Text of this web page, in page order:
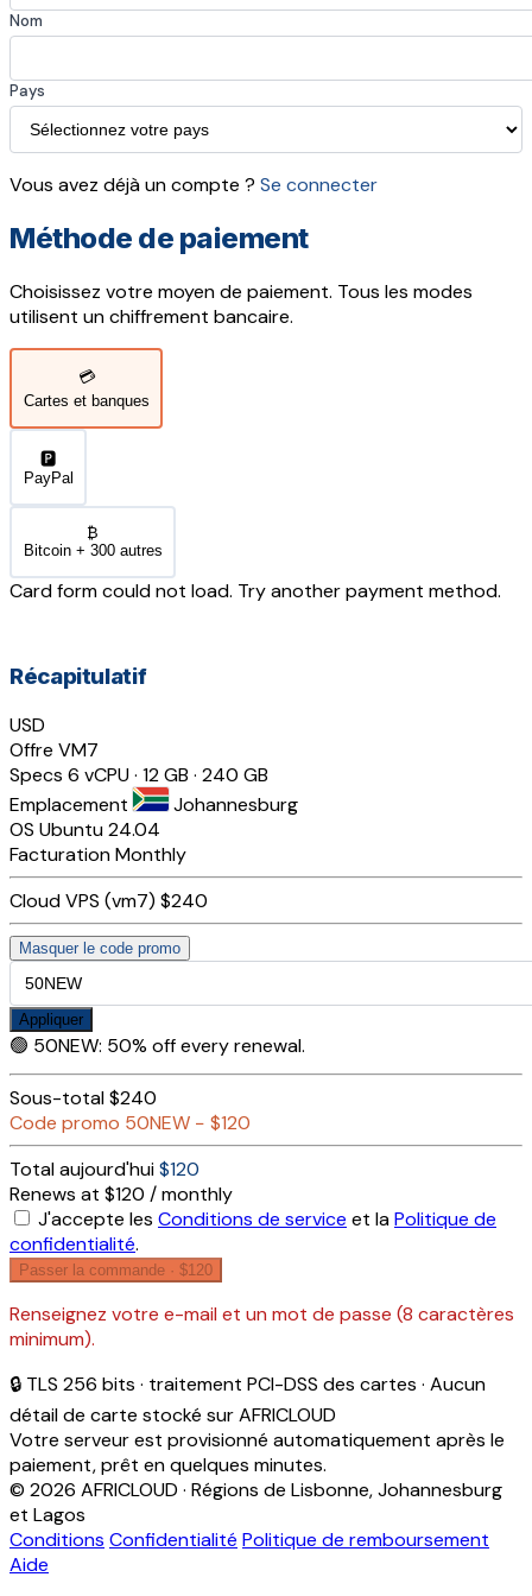
Nom
Pays
Vous avez déjà un compte ? Se connecter
Méthode de paiement
Choisissez votre moyen de paiement. Tous les modes
utilisent un chiffrement bancaire.
💳
Cartes et banques
🅿️
PayPal
₿
Bitcoin + 300 autres
Card form could not load. Try another payment method.
Récapitulatif
USD
Offre VM7
Specs 6 vCPU · 12 GB · 240 GB
Emplacement
Johannesburg
OS Ubuntu 24.04
FacturationMonthly
Cloud VPS (vm7) $240
Masquer le code promo
Appliquer
🟢 50NEW: 50% off every renewal.
Sous-total$240
Code promo 50NEW − $120
Total aujourd'hui$120
Renews at $120 / monthly
J'accepte les Conditions de service et laPolitique de
confidentialité.
Passer la commande · $120
Renseignez votre e-mail et un mot de passe (8 caractères
minimum).
🔒 TLS 256 bits · traitement PCI-DSS des cartes · Aucun
détail de carte stocké sur AFRICLOUD
Votre serveur est provisionné automatiquement après le
paiement, prêt en quelques minutes.
© 2026 AFRICLOUD · Régions de Lisbonne, Johannesburg
et Lagos
Conditions Confidentialité Politique de remboursement
Aide